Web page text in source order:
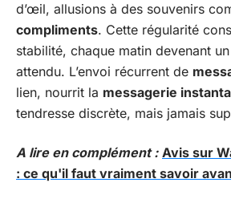
d’œil, allusions à des souvenirs
compliments. Cette régularité
stabilité, chaque matin devenant
attendu. L’envoi récurrent de
lien, nourrit la messagerie
tendresse discrète, mais jamais
A lire en complément : Avis sur
: ce qu'il faut vraiment savoir